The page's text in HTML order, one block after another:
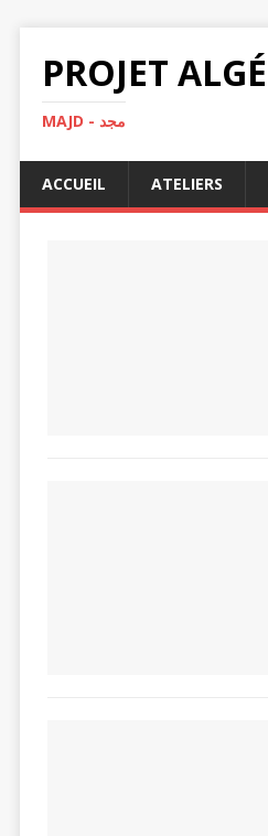
MAJD - مجد
ACCUEIL ATELIERS